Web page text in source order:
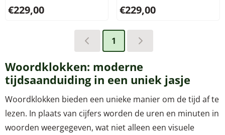
Prijs: 229,00, exclusief btw: 189,26
€229,00 Prijs: 229,00, exclusief btw:
€229,00
1
Woordklokken: moderne
tijdsaanduiding in een uniek jasje
Woordklokken bieden een unieke manier om de tijd af te
lezen. In plaats van cijfers worden de uren en minuten in
woorden weergegeven, wat niet alleen een visuele